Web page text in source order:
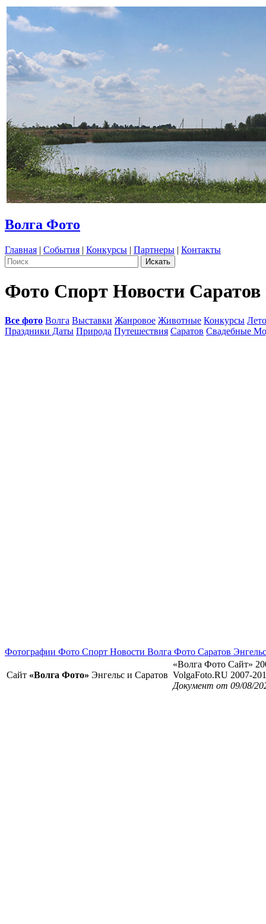
Волга Фото
Главная | События | Конкурсы | Партнеры | Контакты
Фото Спорт Новости
Все фото Волга Выставки Жанровое Животные Конкурсы
Праздники Даты Природа Путешествия Саратов Свадебные
Фотографии Фото Спорт Новости Волга Фото Саратов Энгельс
Сайт «Волга Фото» Энгельс и Саратов
«Волга Фото Сайт»
VolgaFoto.RU 2007-
Документ от 09/08/